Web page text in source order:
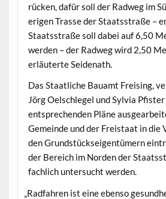
rück­en, dafür soll der Rad­weg im
eri­gen Trasse der Staatsstraße –
Staatsstraße soll dabei auf 6,50
wer­den – der Rad­weg wird 2,50
erläuterte Seidenath.
Das Staatliche Bauamt Freis­ing,
Jörg Oelschlegel und Sylvia
entsprechen­den Pläne
Gemeinde und der Freis­taat in die
den Grund­stück­seigen­tümern
der Bere­ich im Nor­den der
fach­lich unter­sucht werden.
„Rad­fahren ist eine eben­so